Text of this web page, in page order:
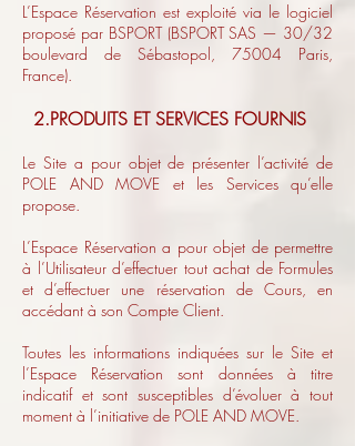
L’Espace Réservation est exploité via le logiciel
proposé par BSPORT (BSPORT SAS — 30/32
boulevard de Sébastopol, 75004 Paris,
France).
2.PRODUITS ET SERVICES FOURNIS
Le Site a pour objet de présenter l’activité de
POLE AND MOVE et les Services qu’elle
propose.
L’Espace Réservation a pour objet de permettre
à l’Utilisateur d’effectuer tout achat de Formules
et d’effectuer une réservation de Cours, en
accédant à son Compte Client.
Toutes les informations indiquées sur le Site et
l’Espace Réservation sont données à titre
indicatif et sont susceptibles d’évoluer à tout
moment à l’initiative de POLE AND MOVE.